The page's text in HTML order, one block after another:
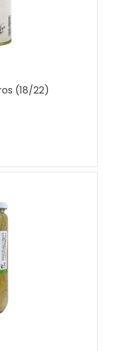
(18/22)